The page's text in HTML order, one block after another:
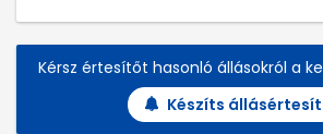
Kérsz értesítőt hasonló állásokról a
Készíts